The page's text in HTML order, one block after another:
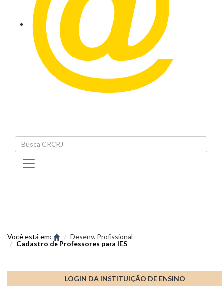
Você está em:
Desenv. Profissional
Cadastro de Professores para IES
LOGIN DA INSTITUIÇÃO DE ENSINO